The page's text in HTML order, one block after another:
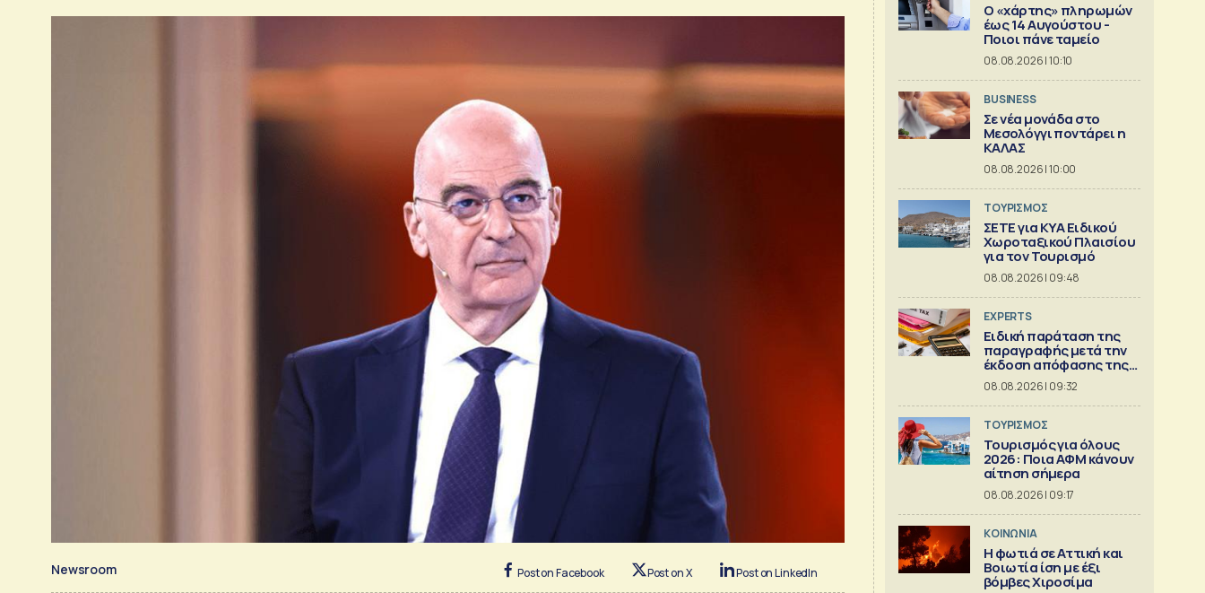
Newsroom Post on Facebook Post on X Post on LinkedIn
Ο «χάρτης» πληρωμών
έως 14 Αυγούστου -
Ποιοι πάνε ταμείο
08.08.2026 | 10:10
BUSINESS
Σε νέα μονάδα στο
Μεσολόγγι ποντάρει η
ΚΑΛΑΣ
08.08.2026 | 10:00
ΤΟΥΡΙΣΜΟΣ
ΣΕΤΕ για ΚΥΑ Ειδικού
Χωροταξικού Πλαισίου
για τον Τουρισμό
08.08.2026 | 09:48
EXPERTS
Ειδική παράταση της
παραγραφής μετά την
έκδοση απόφασης της
Διεύθυνσης Επίλυσης
Διαφορών [Μέρος 6ο]
08.08.2026 | 09:32
ΤΟΥΡΙΣΜΟΣ
Τουρισμός για όλους
2026: Ποια ΑΦΜ κάνουν
αίτηση σήμερα
08.08.2026 | 09:17
ΚΟΙΝΩΝΙΑ
Η φωτιά σε Αττική και
Βοιωτία ίση με έξι
βόμβες Χιροσίμα